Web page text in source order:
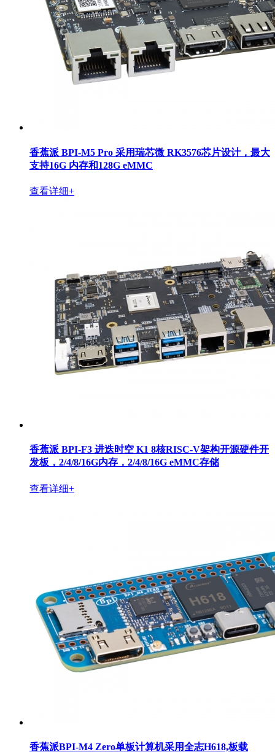
香蕉派 BPI-M5 Pro 采用瑞芯微 RK3576芯片设计，最大
支持16G 内存和128G eMMC
查看详细+
香蕉派 BPI-F3 进迭时空 K1 8核RISC-V架构开源硬件开
发板，2/4/8/16G内存，2/4/8/16G eMMC存储
查看详细+
香蕉派BPI-M4 Zero单板计算机采用全志H618,板载